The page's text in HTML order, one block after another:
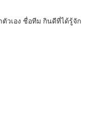
ตัวเอง ชื่อทีม กินดีที่ได้รู้จัก